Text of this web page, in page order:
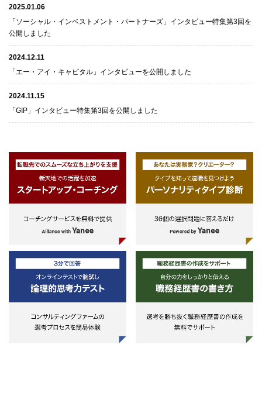
2025.01.06
「ソーシャル・インベストメント・パートナーズ」インタビュー特集第3回を
公開しました
2024.12.11
「エー・アイ・キャピタル」インタビューを公開しました
2024.11.15
「GIP」インタビュー特集第3回を公開しました